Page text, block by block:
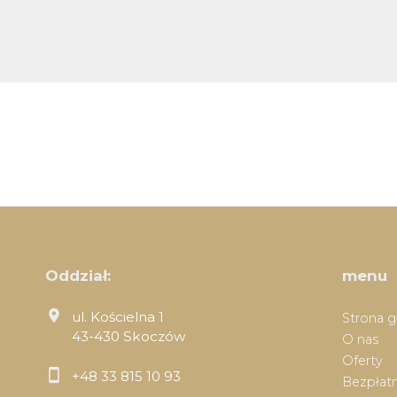
Oddział:
ul. Kościelna 1
43-430 Skoczów
+48 33 815 10 93
menu
Strona
O nas
Oferty